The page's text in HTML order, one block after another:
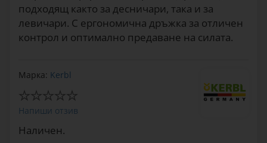
подходящ както за десничари, така и за
левичари. С ергономична дръжка за отличен
контрол и оптимално предаване на силата.
Марка: Kerbl
Напиши отзив
Наличен.